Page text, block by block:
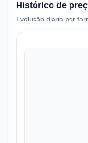
Histórico de
Evolução diária por